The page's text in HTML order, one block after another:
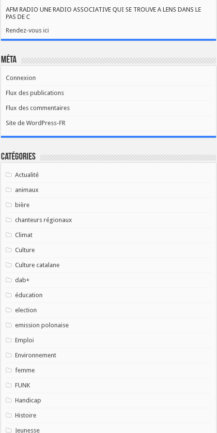
AFM RADIO UNE RADIO ASSOCIATIVE QUI SE TROUVE A LENS DANS LE
PAS DE C
Rendez-vous ici
Méta
Connexion
Flux des publications
Flux des commentaires
Site de WordPress-FR
Catégories
Actualité
animaux
bière
chanteurs régionaux
Climat
Culture
Culture catalane
dab+
éducation
election
emission polonaise
Emploi
Environnement
femme
FUNK
Handicap
Histoire
Jeunesse